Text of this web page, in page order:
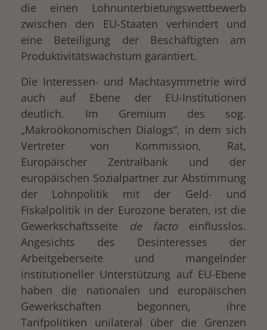
die einen Lohnunterbietungswettbewerb
zwischen den EU-Staaten verhindert und
eine Beteiligung der Beschäftigten am
Produktivitätswachstum garantiert.
Die Interessen- und Machtasymmetrie wird
auch auf Ebene der EU-Institutionen
deutlich. Im Gremium des sog.
„Makroökonomischen Dialogs“, in dem sich
Vertreter von Kommission, Rat,
Europäischer Zentralbank und der
europäischen Sozialpartner zur Abstimmung
der Lohnpolitik mit der Geld- und
Fiskalpolitik in der Eurozone beraten, ist die
Gewerkschaftsseite de facto einflusslos.
Angesichts des Desinteresses der
Arbeitgeberseite und mangelnder
institutioneller Unterstützung auf EU-Ebene
haben die nationalen und europäischen
Gewerkschaften begonnen, ihre
Tarifpolitiken unilateral über die Grenzen